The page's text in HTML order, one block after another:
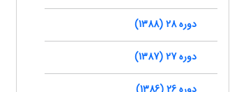
دوره 28 (1388)
دوره 27 (1387)